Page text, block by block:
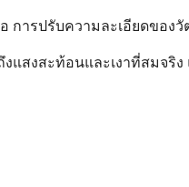
การปรับความละเอียดของ
งแสงสะท้อนและเงาที่สมจ